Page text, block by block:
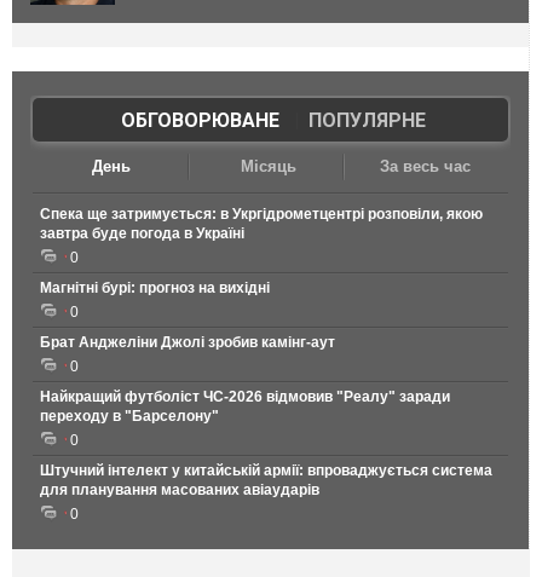
ОБГОВОРЮВАНЕ| ПОПУЛЯРНЕ
День Місяць За весь час
Спека ще затримується: в Укргідрометцентрі розповіли, якою
завтра буде погода в Україні
0
Магнітні бурі: прогноз на вихідні
0
Брат Анджеліни Джолі зробив камінг-аут
0
Найкращий футболіст ЧС-2026 відмовив "Реалу" заради
переходу в "Барселону"
0
Штучний інтелект у китайській армії: впроваджується система
для планування масованих авіаударів
0